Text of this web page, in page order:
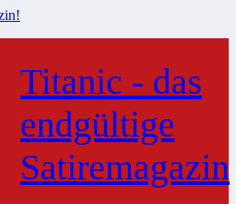
Titanic - das
endgültige
Satiremagazin